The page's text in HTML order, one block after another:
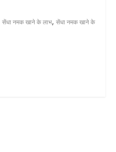
सेंधा नमक खाने के लाभ, सेंधा नमक खाने के